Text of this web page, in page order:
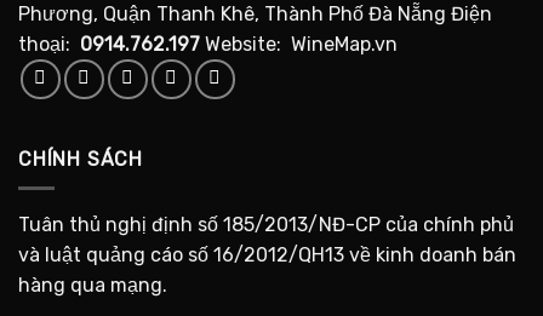
Phương, Quận Thanh Khê, Thành Phố Đà Nẵng Điện
thoại: 0914.762.197 Website: WineMap.vn
CHÍNH SÁCH
Tuân thủ nghị định số 185/2013/NĐ-CP của chính phủ
và luật quảng cáo số 16/2012/QH13 về kinh doanh bán
hàng qua mạng.